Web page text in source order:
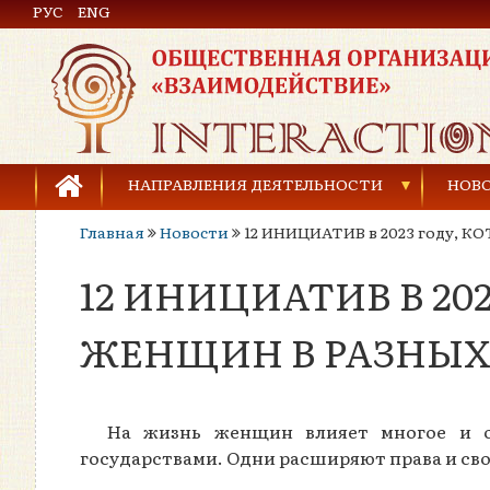
Общественная организация «Взаимодействие»
РУС ENG
НАПРАВЛЕНИЯ ДЕЯТЕЛЬНОСТИ
Предупреждение торговли людьми
Предупреждение насилия в семье
Развитие детей и молодёжи
Главная
Новости 12 ИНИЦИАТИВ в 2023
12 ИНИЦИАТИВ В
ЖЕНЩИН В
На жизнь женщин влияет многое и
государствами. Одни расширяют права и